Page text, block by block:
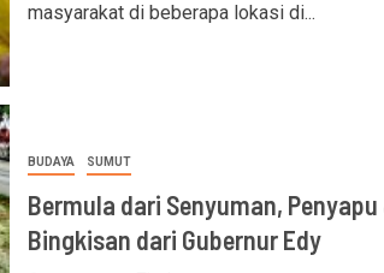
masyarakat di beberapa lokasi di...
BUDAYA SUMUT
Bermula dari Senyuman,
Bingkisan dari Gubernur Edy